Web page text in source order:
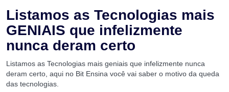
Listamos as Tecnologias mais
GENIAIS que infelizmente
nunca deram certo
Listamos as Tecnologias mais geniais que infelizmente nunca
deram certo, aqui no Bit Ensina você vai saber o motivo da queda
das tecnologias.